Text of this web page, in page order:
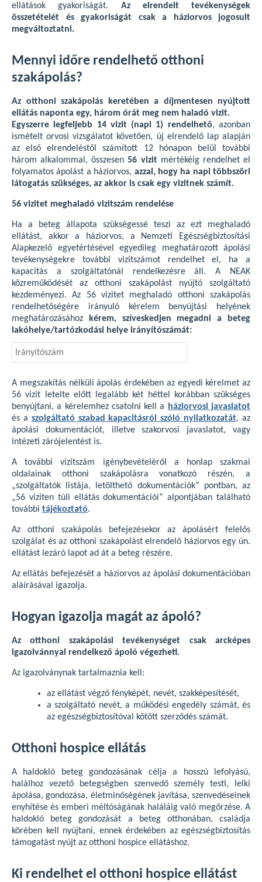
ellátások gyakoriságát. Az elrendelt tevékenységek
összetételét és gyakoriságát csak a háziorvos jogosult
megváltoztatni.
Mennyi időre rendelhető otthoni
szakápolás?
Az otthoni szakápolás keretében a díjmentesen nyújtott
ellátás naponta egy, három órát meg nem haladó vizit.
Egyszerre legfeljebb 14 vizit (napi 1) rendelhető, azonban
ismételt orvosi vizsgálatot követően, új elrendelő lap alapján
az első elrendeléstől számított 12 hónapon belül további
három alkalommal, összesen56 vizitmértékéig rendelhet el
folyamatos ápolást a háziorvos, azzal, hogy ha napi többszöri
látogatás szükséges, az akkor is csak egy vizitnek számít.
56 vizitet meghaladó vizitszám rendelése
Ha a beteg állapota szükségessé teszi az ezt meghaladó
ellátást, akkor a háziorvos, a Nemzeti Egészségbiztosítási
Alapkezelő egyetértésével egyedileg meghatározott ápolási
tevékenységekre további vizitszámot rendelhet el, ha a
kapacitás a szolgáltatónál rendelkezésre áll. A NEAK
közreműködését az otthoni szakápolást nyújtó szolgáltató
kezdeményezi. Az 56 vizitet meghaladó otthoni szakápolás
rendelhetőségére irányuló kérelem benyújtási helyének
meghatározásához
kérem, szíveskedjen megadni a beteg
lakóhelye/tartózkodási helye irányítószámát:
A megszakítás nélküli ápolás érdekében az egyedi kérelmet az
56 vizit letelte előtt legalább két héttel korábban szükséges
benyújtani, a kérelemhez csatolni kell a
háziorvosi javaslatot
és a szolgáltató szabad kapacitásról szóló nyilatkozatát, az
ápolási dokumentációt, illetve szakorvosi javaslatot, vagy
intézeti zárójelentést is.
A további vizitszám igénybevételéről a honlap szakmai
oldalainak otthoni szakápolásra vonatkozó részén, a
„szolgáltatók listája, letölthető dokumentációk” pontban, az
„56 viziten túli ellátás dokumentációi” alpontjában található
további tájékoztató.
Az otthoni szakápolás befejezésekor az ápolásért felelős
szolgálat és az otthoni szakápolást elrendelő háziorvos egy ún.
ellátást lezáró lapot ad át a beteg részére.
Az ellátás befejezését a háziorvos az ápolási dokumentációban
aláírásával igazolja.
Hogyan igazolja magát az ápoló?
Az otthoni szakápolási tevékenységet csak arcképes
igazolvánnyal rendelkező ápoló végezheti.
Az igazolványnak tartalmaznia kell:
az ellátást végző fényképét, nevét, szakképesítését,
a szolgáltató nevét, a működési engedély számát, és
az egészségbiztosítóval kötött szerződés számát.
Otthoni hospice ellátás
A haldokló beteg gondozásának célja a hosszú lefolyású,
halálhoz vezető betegségben szenvedő személy testi, lelki
ápolása, gondozása, életminőségének javítása, szenvedéseinek
enyhítése és emberi méltóságának haláláig való megőrzése. A
haldokló beteg gondozását a beteg otthonában, családja
körében kell nyújtani, ennek érdekében az egészségbiztosítás
támogatást nyújt az otthoni hospice ellátáshoz.
Ki rendelhet el otthoni hospice ellátást